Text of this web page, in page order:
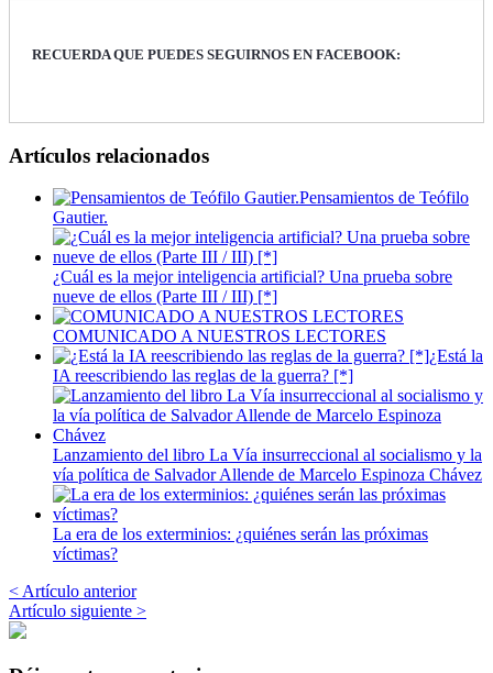
RECUERDA QUE PUEDES SEGUIRNOS EN FACEBOOK:
Artículos relacionados
Pensamientos de Teófilo
Gautier.
¿Cuál es la mejor inteligencia artificial? Una prueba sobre
nueve de ellos (Parte III / III) [*]
COMUNICADO A NUESTROS LECTORES
¿Está la
IA reescribiendo las reglas de la guerra? [*]
Lanzamiento del libro La Vía insurreccional al socialismo y la
vía política de Salvador Allende de Marcelo Espinoza Chávez
La era de los exterminios: ¿quiénes serán las próximas
víctimas?
< Artículo anterior
Artículo siguiente >